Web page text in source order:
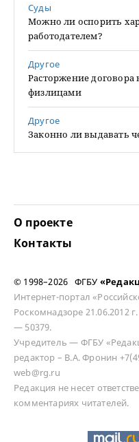
Суды
Можно ли оспорить
работодателем?
Другое
Расторжение договора
физлицами
Другое
Законно ли выдавать
О проекте
Контакты
© 1998–2026 ФГБУ
Интернет-портал
Роскомнадзоре 21.06.2012
— 50379.
Учредитель — ФГБУ
редактор – В.А. Фронин
web@rg.ru
Редакция не несет
комментариях читателей.